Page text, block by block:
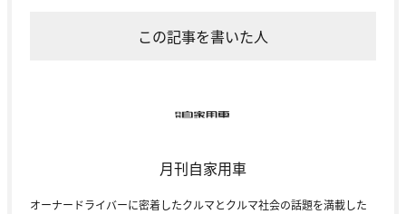
この記事を書いた人
月刊自家用車
オーナードライバーに密着したクルマとクルマ社会の話題を満載した